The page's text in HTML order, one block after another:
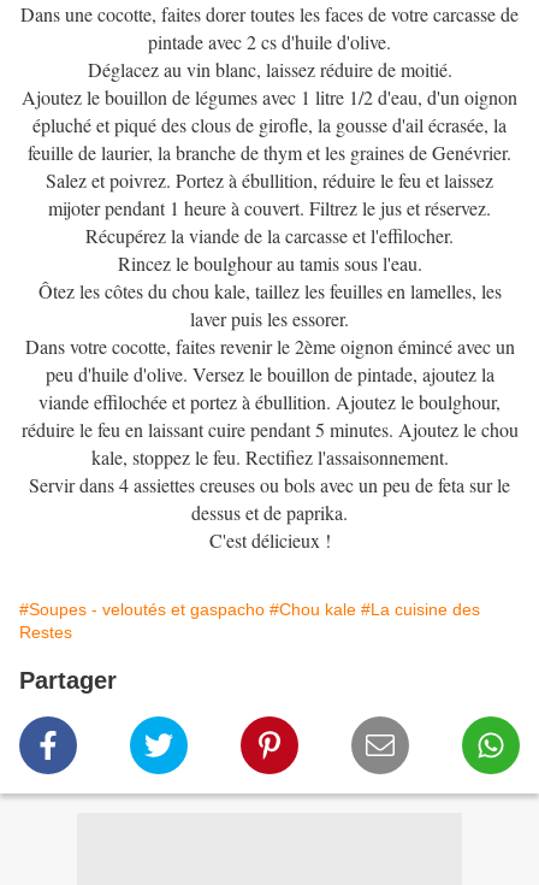
Dans une cocotte, faites dorer toutes les faces de votre carcasse de
pintade avec 2 cs d'huile d'olive.
Déglacez au vin blanc, laissez réduire de moitié.
Ajoutez le bouillon de légumes avec 1 litre 1/2 d'eau, d'un oignon
épluché et piqué des clous de girofle, la gousse d'ail écrasée, la
feuille de laurier, la branche de thym et les graines de Genévrier.
Salez et poivrez. Portez à ébullition, réduire le feu et laissez
mijoter pendant 1 heure à couvert. Filtrez le jus et réservez.
Récupérez la viande de la carcasse et l'effilocher.
Rincez le boulghour au tamis sous l'eau.
Ôtez les côtes du chou kale, taillez les feuilles en lamelles, les
laver puis les essorer.
Dans votre cocotte, faites revenir le 2ème oignon émincé avec un
peu d'huile d'olive. Versez le bouillon de pintade, ajoutez la
viande effilochée et portez à ébullition. Ajoutez le boulghour,
réduire le feu en laissant cuire pendant 5 minutes. Ajoutez le chou
kale, stoppez le feu. Rectifiez l'assaisonnement.
Servir dans 4 assiettes creuses ou bols avec un peu de feta sur le
dessus et de paprika.
C'est délicieux !
#Soupes - veloutés et gaspacho #Chou kale #La cuisine des
Restes
Partager